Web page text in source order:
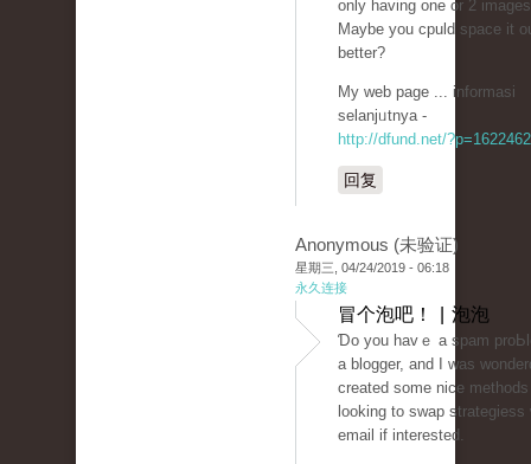
only having one or 2
Maybe you cpuld space it
better?
My web page ... informasi
sеlanjᥙtnya -
http://dfund.net/?p=1622462
回复
Anonymous (未验证)
星期三, 04/24/2019 - 06:18
永久连接
冒个泡吧！ | 泡泡
Ɗo you havｅ a spam
a blogger, and I was
сreated some nice
looking to ѕwap
email if interested.